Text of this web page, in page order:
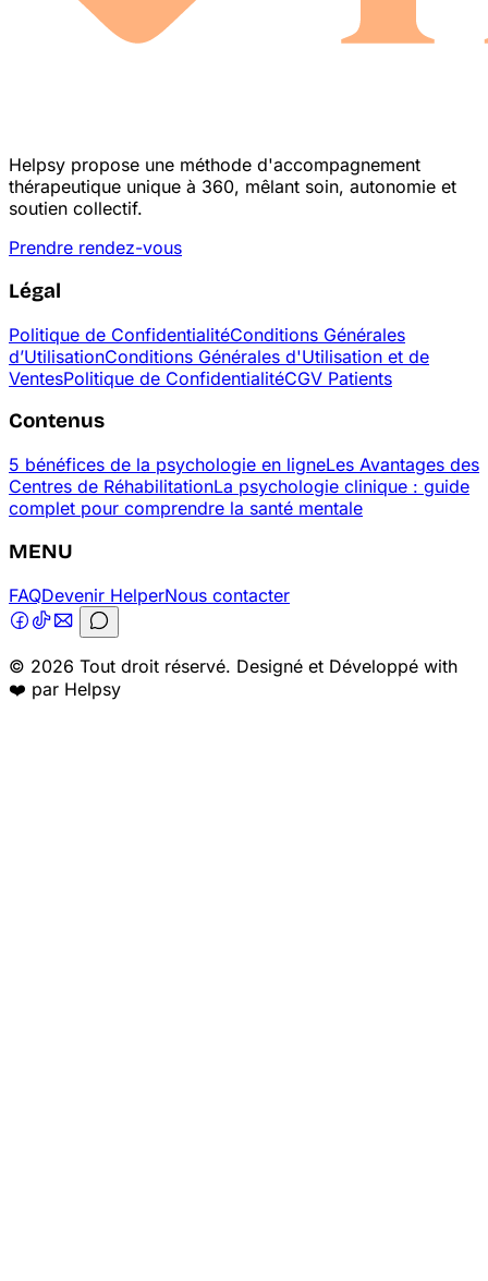
Helpsy propose une méthode d'accompagnement
thérapeutique unique à 360, mêlant soin, autonomie et
soutien collectif.
Prendre rendez-vous
Légal
Politique de ConfidentialitéConditions Générales
d’UtilisationConditions Générales d'Utilisation et de
VentesPolitique de ConfidentialitéCGV Patients
Contenus
5 bénéfices de la psychologie en ligneLes Avantages des
Centres de RéhabilitationLa psychologie clinique : guide
complet pour comprendre la santé mentale
MENU
FAQDevenir HelperNous contacter
© 2026 Tout droit réservé. Designé et Développé with
❤️ par Helpsy